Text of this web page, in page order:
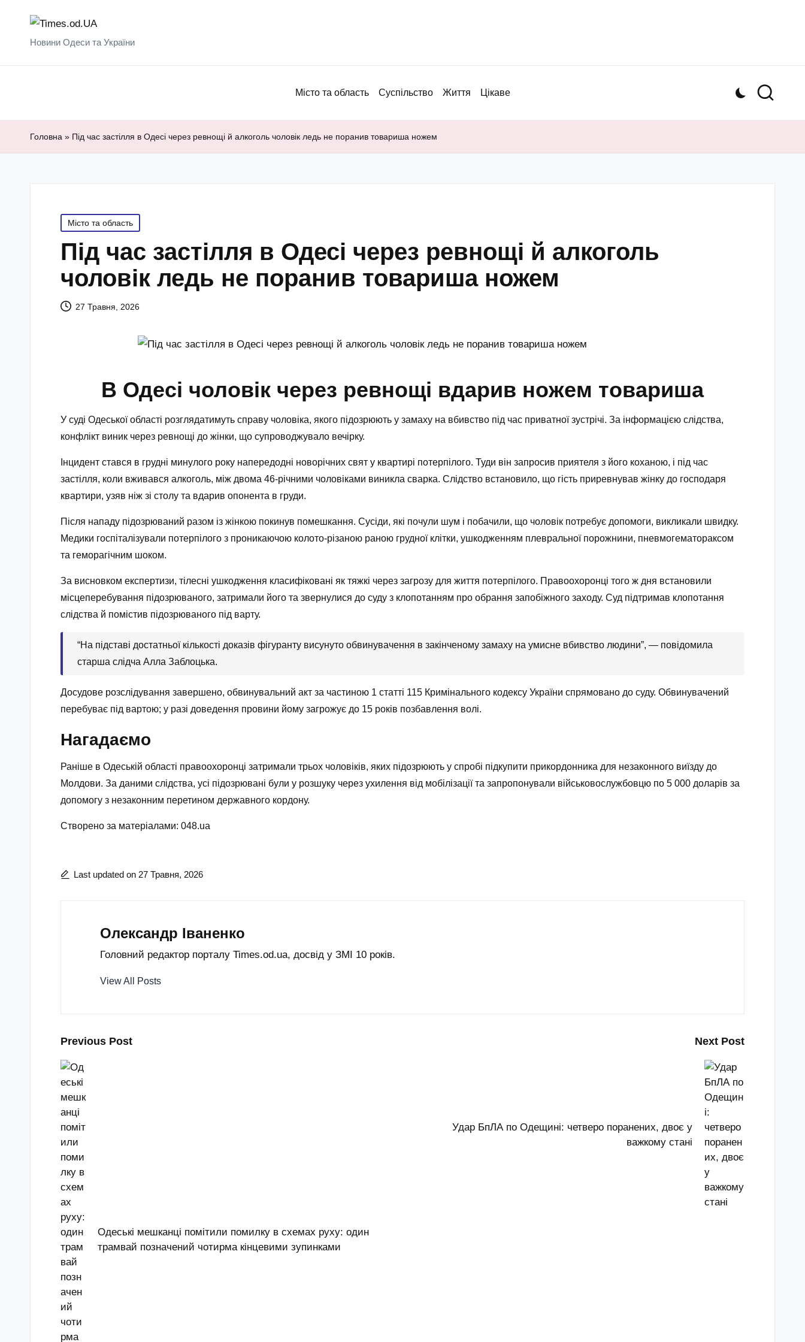
Новини Одеси та України
Місто та область Суспільство Життя Цікаве
Головна » Під час застілля в Одесі через ревнощі й алкоголь чоловік ледь не поранив товариша ножем
Posted
in
Місто та область
Під час застілля в Одесі через ревнощі й алкоголь
чоловік ледь не поранив товариша ножем
27 Травня, 2026
В Одесі чоловік через ревнощі вдарив ножем товариша
У суді Одеської області розглядатимуть справу чоловіка, якого підозрюють у замаху на вбивство під час приватної зустрічі. За інформацією слідства,
конфлікт виник через ревнощі до жінки, що супроводжувало вечірку.
Інцидент стався в грудні минулого року напередодні новорічних свят у квартирі потерпілого. Туди він запросив приятеля з його коханою, і під час
застілля, коли вживався алкоголь, між двома 46-річними чоловіками виникла сварка. Слідство встановило, що гість приревнував жінку до господаря
квартири, узяв ніж зі столу та вдарив опонента в груди.
Після нападу підозрюваний разом із жінкою покинув помешкання. Сусіди, які почули шум і побачили, що чоловік потребує допомоги, викликали швидку.
Медики госпіталізували потерпілого з проникаючою колото-різаною раною грудної клітки, ушкодженням плевральної порожнини, пневмогематораксом
та геморагічним шоком.
За висновком експертизи, тілесні ушкодження класифіковані як тяжкі через загрозу для життя потерпілого. Правоохоронці того ж дня встановили
місцеперебування підозрюваного, затримали його та звернулися до суду з клопотанням про обрання запобіжного заходу. Суд підтримав клопотання
слідства й помістив підозрюваного під варту.
“На підставі достатньої кількості доказів фігуранту висунуто обвинувачення в закінченому замаху на умисне вбивство людини”, — повідомила
старша слідча Алла Заблоцька.
Досудове розслідування завершено, обвинувальний акт за частиною 1 статті 115 Кримінального кодексу України спрямовано до суду. Обвинувачений
перебуває під вартою; у разі доведення провини йому загрожує до 15 років позбавлення волі.
Нагадаємо
Раніше в Одеській області правоохоронці затримали трьох чоловіків, яких підозрюють у спробі підкупити прикордонника для незаконного виїзду до
Молдови. За даними слідства, усі підозрювані були у розшуку через ухилення від мобілізації та запропонували військовослужбовцю по 5 000 доларів за
допомогу з незаконним перетином державного кордону.
Створено за матеріалами: 048.ua
Last updated on 27 Травня, 2026
Олександр Іваненко
Головний редактор порталу Times.od.ua, досвід у ЗМІ 10 років.
View All Posts
Post
navigation
Previous Post
Одеські мешканці помітили помилку в схемах руху: один
трамвай позначений чотирма кінцевими зупинками
Next Post
Удар БпЛА по Одещині: четверо поранених, двоє у
важкому стані